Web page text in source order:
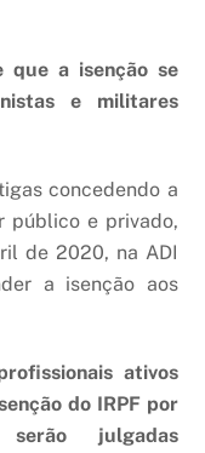
que a isenção se
e militares
concedendo a
público e privado,
de 2020, na ADI
a isenção aos
ativos
do IRPF por
julgadas